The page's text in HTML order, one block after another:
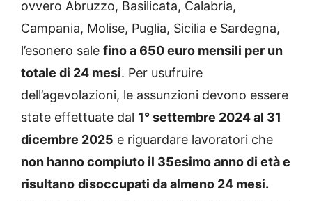
ovvero Abruzzo, Basilicata, Calabria,
Campania, Molise, Puglia, Sicilia e Sardegna,
l’esonero sale fino a 650 euro mensili per un
totale di 24 mesi. Per usufruire
dell’agevolazioni, le assunzioni devono essere
state effettuate dal 1° settembre 2024 al 31
dicembre 2025 e riguardare lavoratori che
non hanno compiuto il 35esimo anno di età e
risultano disoccupati da almeno 24 mesi.